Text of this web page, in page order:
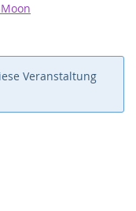
Veranstaltung